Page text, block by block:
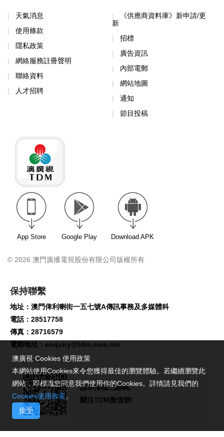
天氣消息
使用條款
隱私政策
網絡服務註冊聲明
聯絡資料
人才招聘
《供應商資料庫》新申請/更
新
招標
廣告資訊
內部電郵
網站地圖
通知
節目投稿
App Store Google Play Download APK
© 2026 澳門廣播電視股份有限公司版權所有
保持聯繫
地址：澳門俾利喇街一五七號A傳訊事務及多媒體科
電話：28517758
傳真：28716579
電郵地址： enquiry@tdm.com.mo
請即掃描二維碼,
關注TDM微信號!
澳廣視 Cookies 使用政策
本網站使用Cookies來令您獲得最佳的瀏覽體驗。若繼續瀏覽此
網站，即標識您同意我們使用你的Cookies。詳情請見我們的
Cookies使用政策。
接受